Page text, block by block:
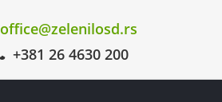
office@zelenilosd.rs
+381 26 4630 200